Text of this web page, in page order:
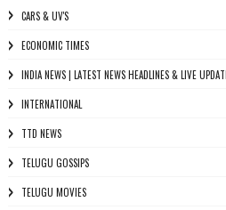
CARS & UV'S
ECONOMIC TIMES
INDIA NEWS | LATEST NEWS HEADLINES & LIVE
INTERNATIONAL
TTD NEWS
TELUGU GOSSIPS
TELUGU MOVIES